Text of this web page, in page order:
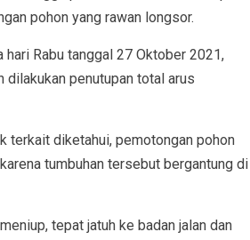
pohon yang rawan longsor.
hari Rabu tanggal 27 Oktober 2021,
dilakukan penutupan total arus
terkait diketahui, pemotongan pohon
tumbuhan tersebut bergantung di
tepat jatuh ke badan jalan dan